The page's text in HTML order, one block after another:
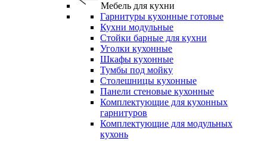
Мебель для кухни
Гарнитуры кухонные готовые
Кухни модульные
Стойки барные для кухни
Уголки кухонные
Шкафы кухонные
Тумбы под мойку
Столешницы кухонные
Панели стеновые кухонные
Комплектующие для кухонных
гарнитуров
Комплектующие для модульных
кухонь